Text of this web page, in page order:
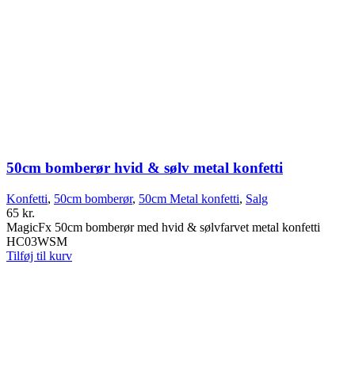
50cm bomberør hvid & sølv metal konfetti
Konfetti, 50cm bomberør, 50cm Metal konfetti, Salg
65 kr.
MagicFx 50cm bomberør med hvid & sølvfarvet metal konfetti
HC03WSM
Tilføj til kurv